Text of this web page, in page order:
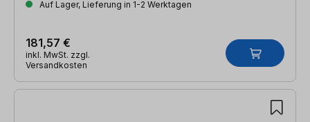
Auf Lager, Lieferung in 1-2 Werktagen
181,57 €
inkl. MwSt. zzgl.
Versandkosten